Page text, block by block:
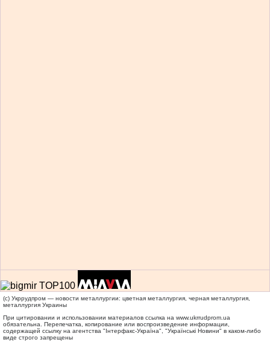
(c) Укррудпром — новости металлургии: цветная металлургия, черная металлургия,
металлургия Украины
При цитировании и использовании материалов ссылка на www.ukrrudprom.ua
обязательна. Перепечатка, копирование или воспроизведение информации,
содержащей ссылку на агентства "Iнтерфакс-Україна", "Українськi Новини" в каком-либо
виде строго запрещены